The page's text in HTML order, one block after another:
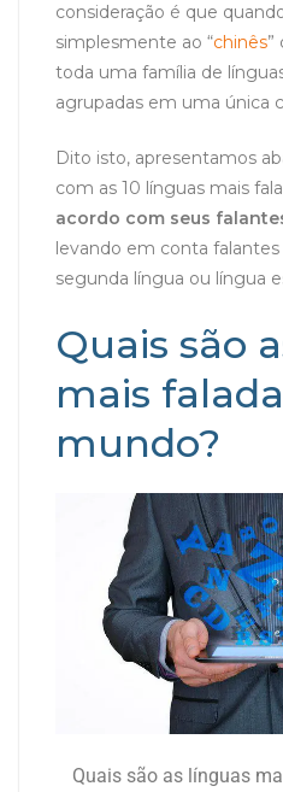
consideração é que
simplesmente ao “chinês”
toda uma família de
agrupadas em uma única
Dito isto, apresentamos
com as 10 línguas mais
acordo com seus
levando em conta
segunda língua ou língua
Quais são
mais
mundo?
Quais são as línguas